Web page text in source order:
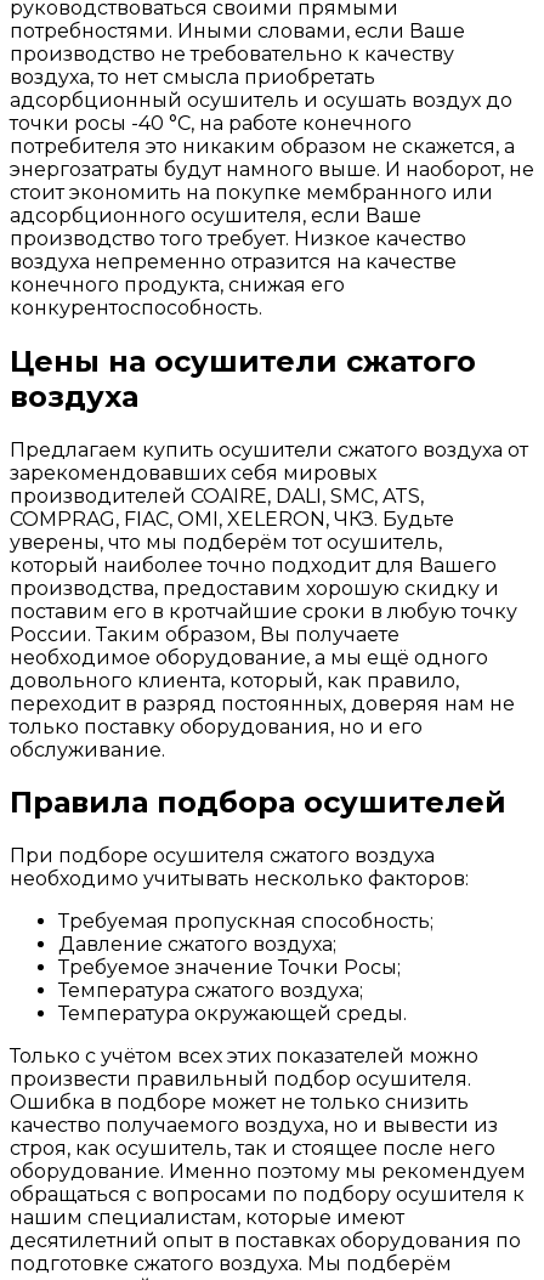
руководствоваться своими прямыми
потребностями. Иными словами, если Ваше
производство не требовательно к качеству
воздуха, то нет смысла приобретать
адсорбционный осушитель и осушать воздух до
точки росы -40 °С, на работе конечного
потребителя это никаким образом не скажется, а
энергозатраты будут намного выше. И наоборот, не
стоит экономить на покупке мембранного или
адсорбционного осушителя, если Ваше
производство того требует. Низкое качество
воздуха непременно отразится на качестве
конечного продукта, снижая его
конкурентоспособность.
Цены на осушители сжатого
воздуха
Предлагаем купить осушители сжатого воздуха от
зарекомендовавших себя мировых
производителей COAIRE, DALI, SMC, ATS,
COMPRAG, FIAC, OMI, XELERON, ЧКЗ. Будьте
уверены, что мы подберём тот осушитель,
который наиболее точно подходит для Вашего
производства, предоставим хорошую скидку и
поставим его в кротчайшие сроки в любую точку
России. Таким образом, Вы получаете
необходимое оборудование, а мы ещё одного
довольного клиента, который, как правило,
переходит в разряд постоянных, доверяя нам не
только поставку оборудования, но и его
обслуживание.
Правила подбора осушителей
При подборе осушителя сжатого воздуха
необходимо учитывать несколько факторов:
Требуемая пропускная способность;
Давление сжатого воздуха;
Требуемое значение Точки Росы;
Температура сжатого воздуха;
Температура окружающей среды.
Только с учётом всех этих показателей можно
произвести правильный подбор осушителя.
Ошибка в подборе может не только снизить
качество получаемого воздуха, но и вывести из
строя, как осушитель, так и стоящее после него
оборудование. Именно поэтому мы рекомендуем
обращаться с вопросами по подбору осушителя к
нашим специалистам, которые имеют
десятилетний опыт в поставках оборудования по
подготовке сжатого воздуха. Мы подберём